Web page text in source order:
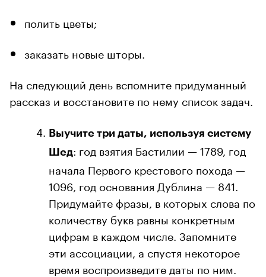
полить цветы;
заказать новые шторы.
На следующий день вспомните придуманный
рассказ и восстановите по нему список задач.
Выучите три даты, используя систему
Шед: год взятия Бастилии — 1789, год
начала Первого крестового похода —
1096, год основания Дублина — 841.
Придумайте фразы, в которых слова по
количеству букв равны конкретным
цифрам в каждом числе. Запомните
эти ассоциации, а спустя некоторое
время воспроизведите даты по ним.